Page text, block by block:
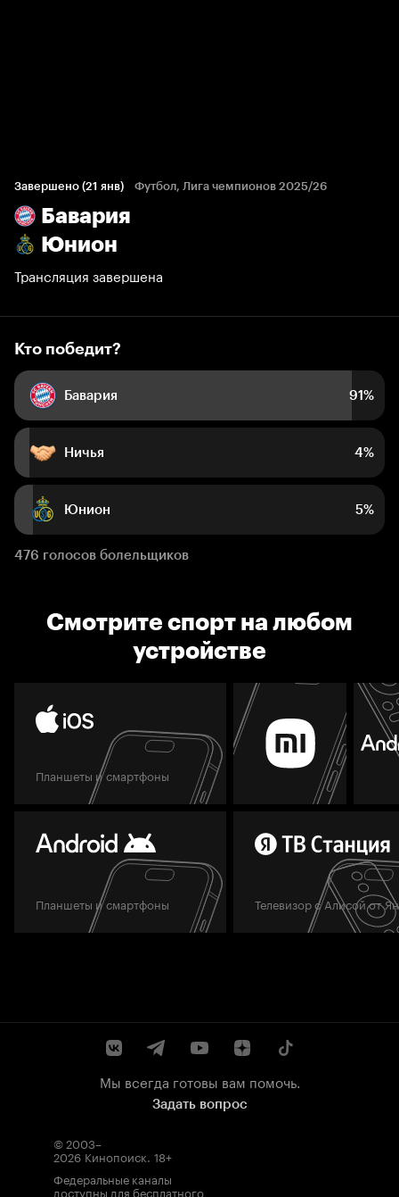
Завершено (21 янв) Футбол, Лига чемпионов 2025/26
Бавария
Юнион
Трансляция завершена
91%
Кто победит?
Бавария 91%
Ничья 4%
Юнион 5%
476 голосов болельщиков
Смотрите спорт на любом
устройстве
Планшеты и смартфоны
Планшеты и смартфоны Телевизор с Алисой от
Мы всегда готовы вам помочь.
Задать вопрос
© 2003–
2026 Кинопоиск 18+
Федеральные каналы
доступны для бесплатного